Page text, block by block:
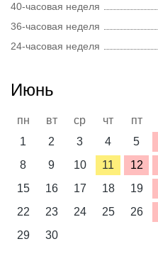
40-часовая неделя
36-часовая неделя
24-часовая неделя
Июнь
пн вт ср чт пт
1
2 3 4 5
8
9 10 11 12
15
16 17 18 19
22
23 24 25 26
29
30